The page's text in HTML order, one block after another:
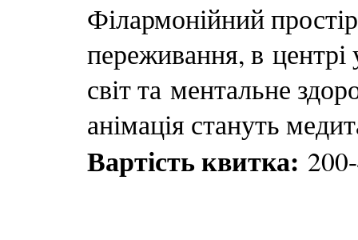
Філармонійний
переживання, в
світ та ментальне
анімація стануть
Вартість квитка: